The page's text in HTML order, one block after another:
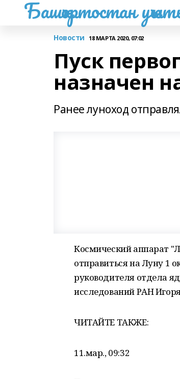
Башҡортостан
Новости 18 МАРТА 2020, 07:02
Пуск
назначен
Ранее луноход
Космический аппарат
отправиться на Луну 1
руководителя отдела
исследований РАН
ЧИТАЙТЕ ТАКЖЕ:
11.мар., 09:32